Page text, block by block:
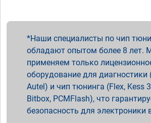
Наши специалисты по чип
обладают опытом более 8 лет.
применяем только
оборудование для диагностики
Autel) и чип тюнинга (Flex, Kess
Bitbox, PCMFlash), что
безопасность для электроники